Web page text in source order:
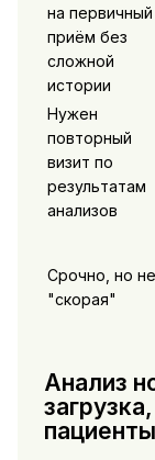
на первичный
приём без
сложной
истории
Нужен
повторный
визит по
результатам
анализов
Срочно, но не
"скорая"
Анализ
пациенты